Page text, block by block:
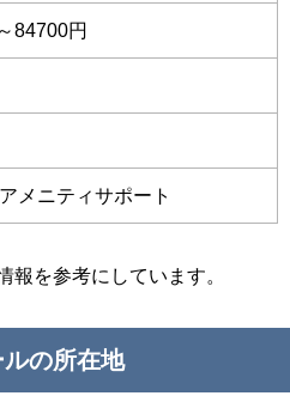
84700円
メニティサポート
を参考にしています。
の所在地